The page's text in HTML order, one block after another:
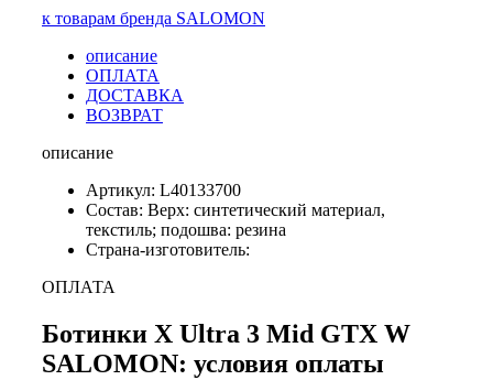
к товарам бренда SALOMON
описание
ОПЛАТА
ДОСТАВКА
ВОЗВРАТ
описание
Артикул: L40133700
Состав: Верх: синтетический материал,
текстиль; подошва: резина
Страна-изготовитель:
ОПЛАТА
Ботинки X Ultra 3 Mid GTX W
SALOMON: условия оплаты